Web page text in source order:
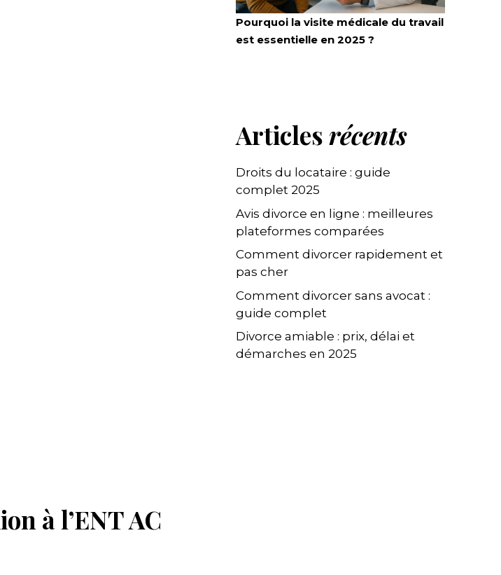
à l’ENT AC
Pourquoi la visite médicale du travail
est essentielle en 2025 ?
Articles récents
Droits du locataire : guide
complet 2025
Avis divorce en ligne : meilleures
plateformes comparées
Comment divorcer rapidement et
pas cher
Comment divorcer sans avocat :
guide complet
Divorce amiable : prix, délai et
démarches en 2025